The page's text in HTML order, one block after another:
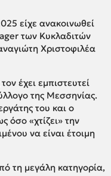
είχε ανακοινωθεί
των Κυκλαδιτών
Χριστοφιλέα
έχει εμπιστευτεί
της Μεσσηνίας.
του και ο
όσο «χτίζει» την
να είναι έτοιμη
τη μεγάλη κατηγορία,